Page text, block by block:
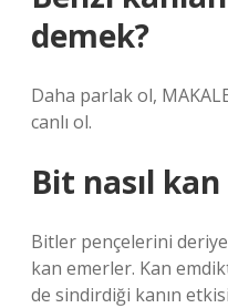
demek?
Daha parlak ol,
canlı ol.
Bit nasıl
Bitler pençelerini
kan emerler. Kan
de sindirdiği kanın